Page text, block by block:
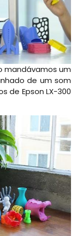
mandávamos um
de um som
de Epson LX-300